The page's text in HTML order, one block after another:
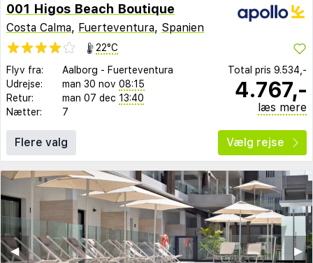
001 Higos Beach Boutique
Costa Calma, Fuerteventura, Spanien
22°C
Flyv fra:
Aalborg - Fuerteventura
Udrejse:
man 30 nov 08:15
Retur:
man 07 dec 13:40
Nætter:
7
Total pris 9.534,-
4.767,-
læs mere
Flere valg Vælg rejse
▶︎
◀︎